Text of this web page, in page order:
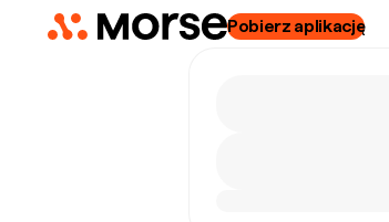
Pobierz aplikację